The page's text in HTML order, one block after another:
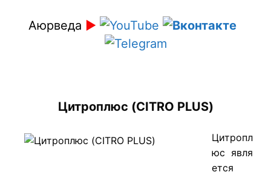
Аюрведа ►
Цитроплюс (CITRO PLUS)
Цитропл
юс явля
ется